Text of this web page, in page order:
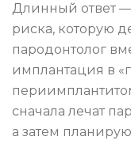
Длинный ответ
риска, которую
пародонтолог
имплантация в
сначала лечат
а затем